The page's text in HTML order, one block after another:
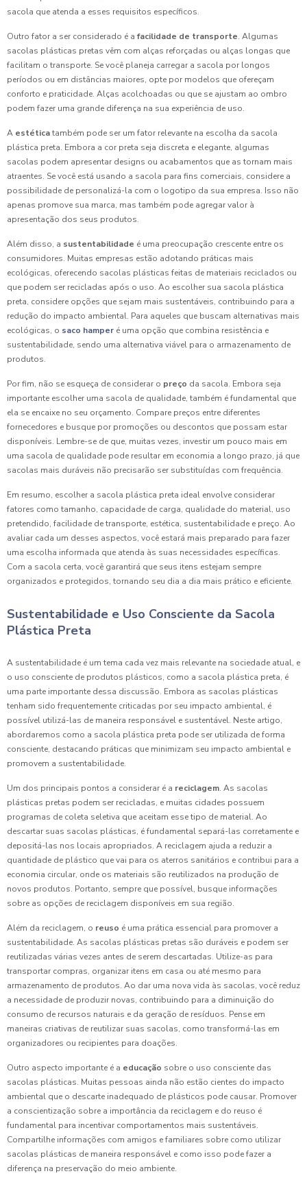
sacola que atenda a esses requisitos específicos.
Outro fator a ser considerado é a facilidade de transporte. Algumas
sacolas plásticas pretas vêm com alças reforçadas ou alças longas que
facilitam o transporte. Se você planeja carregar a sacola por longos
períodos ou em distâncias maiores, opte por modelos que ofereçam
conforto e praticidade. Alças acolchoadas ou que se ajustam ao ombro
podem fazer uma grande diferença na sua experiência de uso.
A estéticatambém pode ser um fator relevante na escolha da sacola
plástica preta. Embora a cor preta seja discreta e elegante, algumas
sacolas podem apresentar designs ou acabamentos que as tornam mais
atraentes. Se você está usando a sacola para fins comerciais, considere a
possibilidade de personalizá-la com o logotipo da sua empresa. Isso não
apenas promove sua marca, mas também pode agregar valor à
apresentação dos seus produtos.
Além disso, a sustentabilidade é uma preocupação crescente entre os
consumidores. Muitas empresas estão adotando práticas mais
ecológicas, oferecendo sacolas plásticas feitas de materiais reciclados ou
que podem ser recicladas após o uso. Ao escolher sua sacola plástica
preta, considere opções que sejam mais sustentáveis, contribuindo para a
redução do impacto ambiental. Para aqueles que buscam alternativas mais
ecológicas, o saco hamper é uma opção que combina resistência e
sustentabilidade, sendo uma alternativa viável para o armazenamento de
produtos.
Por fim, não se esqueça de considerar o preço da sacola. Embora seja
importante escolher uma sacola de qualidade, também é fundamental que
ela se encaixe no seu orçamento. Compare preços entre diferentes
fornecedores e busque por promoções ou descontos que possam estar
disponíveis. Lembre-se de que, muitas vezes, investir um pouco mais em
uma sacola de qualidade pode resultar em economia a longo prazo, já que
sacolas mais duráveis não precisarão ser substituídas com frequência.
Em resumo, escolher a sacola plástica preta ideal envolve considerar
fatores como tamanho, capacidade de carga, qualidade do material, uso
pretendido, facilidade de transporte, estética, sustentabilidade e preço. Ao
avaliar cada um desses aspectos, você estará mais preparado para fazer
uma escolha informada que atenda às suas necessidades específicas.
Com a sacola certa, você garantirá que seus itens estejam sempre
organizados e protegidos, tornando seu dia a dia mais prático e eficiente.
Sustentabilidade e Uso Consciente da Sacola
Plástica Preta
A sustentabilidade é um tema cada vez mais relevante na sociedade atual, e
o uso consciente de produtos plásticos, como a sacola plástica preta, é
uma parte importante dessa discussão. Embora as sacolas plásticas
tenham sido frequentemente criticadas por seu impacto ambiental, é
possível utilizá-las de maneira responsável e sustentável. Neste artigo,
abordaremos como a sacola plástica preta pode ser utilizada de forma
consciente, destacando práticas que minimizam seu impacto ambiental e
promovem a sustentabilidade.
Um dos principais pontos a considerar é a reciclagem. As sacolas
plásticas pretas podem ser recicladas, e muitas cidades possuem
programas de coleta seletiva que aceitam esse tipo de material. Ao
descartar suas sacolas plásticas, é fundamental separá-las corretamente e
depositá-las nos locais apropriados. A reciclagem ajuda a reduzir a
quantidade de plástico que vai para os aterros sanitários e contribui para a
economia circular, onde os materiais são reutilizados na produção de
novos produtos. Portanto, sempre que possível, busque informações
sobre as opções de reciclagem disponíveis em sua região.
Além da reciclagem, o reuso é uma prática essencial para promover a
sustentabilidade. As sacolas plásticas pretas são duráveis e podem ser
reutilizadas várias vezes antes de serem descartadas. Utilize-as para
transportar compras, organizar itens em casa ou até mesmo para
armazenamento de produtos. Ao dar uma nova vida às sacolas, você reduz
a necessidade de produzir novas, contribuindo para a diminuição do
consumo de recursos naturais e da geração de resíduos. Pense em
maneiras criativas de reutilizar suas sacolas, como transformá-las em
organizadores ou recipientes para doações.
Outro aspecto importante é a educação sobre o uso consciente das
sacolas plásticas. Muitas pessoas ainda não estão cientes do impacto
ambiental que o descarte inadequado de plásticos pode causar. Promover
a conscientização sobre a importância da reciclagem e do reuso é
fundamental para incentivar comportamentos mais sustentáveis.
Compartilhe informações com amigos e familiares sobre como utilizar
sacolas plásticas de maneira responsável e como isso pode fazer a
diferença na preservação do meio ambiente.